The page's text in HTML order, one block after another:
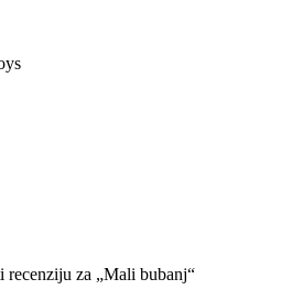
za „Mali bubanj“